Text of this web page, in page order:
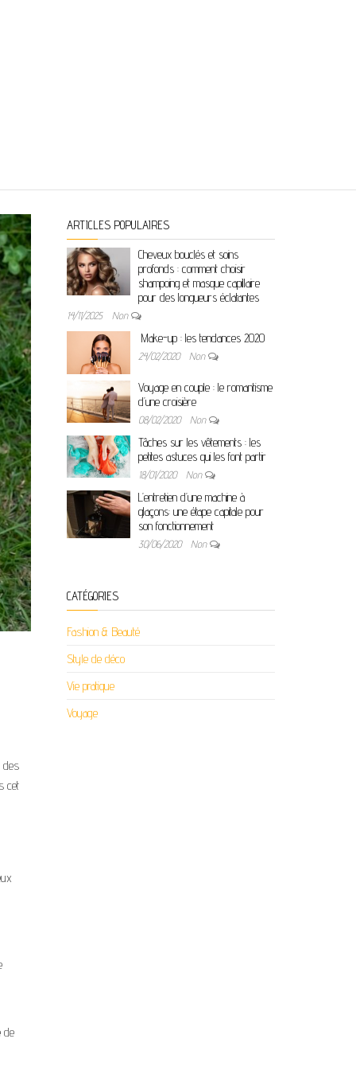
des
cet
de
ARTICLES POPULAIRES
Cheveux bouclés et soins
profonds : comment choisir
shampoing et masque capillaire
pour des longueurs éclatantes
14/11/2025 Non
Make-up : les tendances 2020
24/02/2020 Non
Voyage en couple : le romantisme
d’une croisière
08/02/2020 Non
Tâches sur les vêtements : les
petites astuces qui les font partir
18/01/2020 Non
L’entretien d’une machine à
glaçons: une étape capitale pour
son fonctionnement
30/06/2020 Non
CATÉGORIES
Fashion & Beauté
Style de déco
Vie pratique
Voyage